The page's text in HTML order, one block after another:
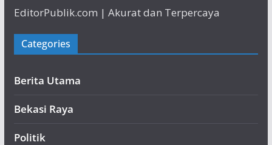
EditorPublik.com | Akurat dan Terpercaya
Categories
Berita Utama
Bekasi Raya
Politik